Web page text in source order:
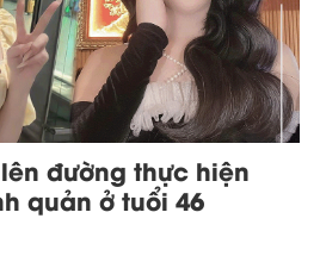
đường thực hiện
quản ở tuổi 46